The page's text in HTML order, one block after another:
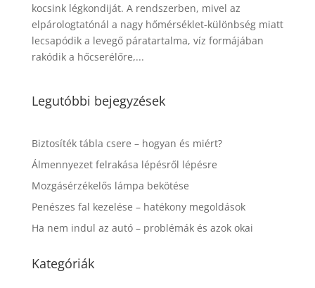
kocsink légkondiját. A rendszerben, mivel az
elpárologtatónál a nagy hőmérséklet-különbség miatt
lecsapódik a levegő páratartalma, víz formájában
rakódik a hőcserélőre,...
Legutóbbi bejegyzések
Biztosíték tábla csere – hogyan és miért?
Álmennyezet felrakása lépésről lépésre
Mozgásérzékelős lámpa bekötése
Penészes fal kezelése – hatékony megoldások
Ha nem indul az autó – problémák és azok okai
Kategóriák